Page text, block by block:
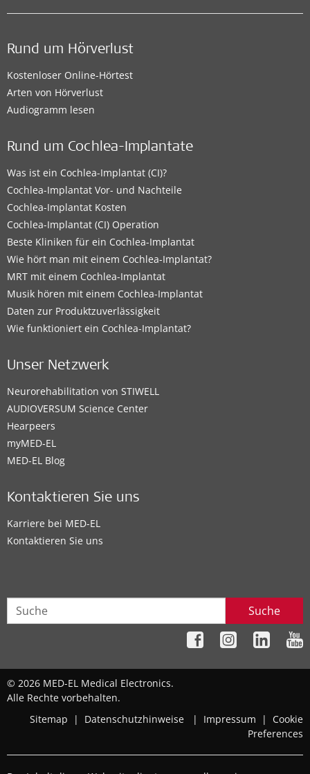
Rund um Hörverlust
Kostenloser Online-Hörtest
Arten von Hörverlust
Audiogramm lesen
Rund um Cochlea-Implantate
Was ist ein Cochlea-Implantat (CI)?
Cochlea-Implantat Vor- und Nachteile
Cochlea-Implantat Kosten
Cochlea-Implantat (CI) Operation
Beste Kliniken für ein Cochlea-Implantat
Wie hört man mit einem Cochlea-Implantat?
MRT mit einem Cochlea-Implantat
Musik hören mit einem Cochlea-Implantat
Daten zur Produktzuverlässigkeit
Wie funktioniert ein Cochlea-Implantat?
Unser Netzwerk
Neurorehabilitation von STIWELL
AUDIOVERSUM Science Center
Hearpeers
myMED‑EL
MED-EL Blog
Kontaktieren Sie uns
Karriere bei MED-EL
Kontaktieren Sie uns
Suche
© 2026 MED-EL Medical Electronics.
Alle Rechte vorbehalten.
Sitemap
| Datenschutzhinweise | Impressum | Cookie
Preferences